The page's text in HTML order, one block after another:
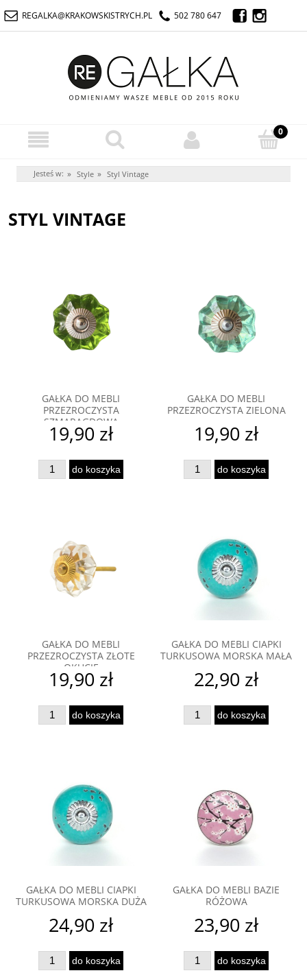
REGALKA@KRAKOWSKISTRYCH.PL 502 780 647
Jesteś w: » Style » Styl Vintage
STYL VINTAGE
GAŁKA DO MEBLI
PRZEZROCZYSTA
SZMARAGDOWA
19,90 zł
do koszyka
GAŁKA DO MEBLI
PRZEZROCZYSTA ZIELONA
19,90 zł
do koszyka
GAŁKA DO MEBLI
PRZEZROCZYSTA ZŁOTE
OKUCIE
19,90 zł
do koszyka
GAŁKA DO MEBLI CIAPKI
TURKUSOWA MORSKA MAŁA
22,90 zł
do koszyka
GAŁKA DO MEBLI CIAPKI
TURKUSOWA MORSKA DUŻA
24,90 zł
do koszyka
GAŁKA DO MEBLI BAZIE
RÓŻOWA
23,90 zł
do koszyka